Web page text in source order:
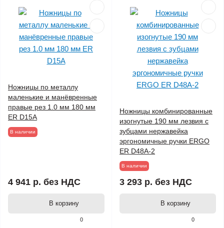
0
Ножницы по металлу
маленькие и манёвренные
правые рез 1.0 мм 180 мм
ER D15A
В наличии
4 941 р. без НДС
В корзину
0
Ножницы комбинированные
изогнутые 190 мм лезвия с
зубцами нержавейка
эргономичные ручки ERGO
ER D48A-2
В наличии
3 293 р. без НДС
В корзину